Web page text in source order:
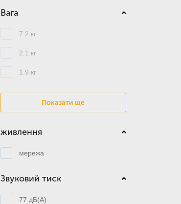
Вага
7.2 кг
2.1 кг
1.9 кг
Показати ще
живлення
мережа
Звуковий тиск
77 дБ(А)